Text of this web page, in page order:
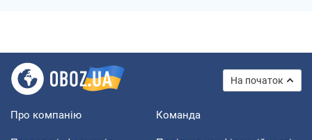
На початок
Про компанію Команда